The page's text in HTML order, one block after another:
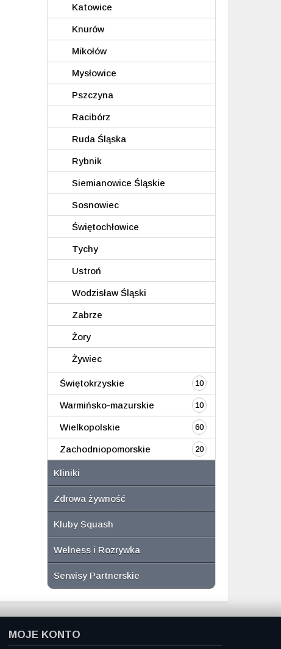
Katowice
Knurów
Mikołów
Mysłowice
Pszczyna
Racibórz
Ruda Śląska
Rybnik
Siemianowice Śląskie
Sosnowiec
Świętochłowice
Tychy
Ustroń
Wodzisław Śląski
Zabrze
Żory
Żywiec
Świętokrzyskie 10
Warmińsko-mazurskie 10
Wielkopolskie 60
Zachodniopomorskie 20
Kliniki
Zdrowa żywność
Kluby Squash
Welness i Rozrywka
Serwisy Partnerskie
MOJE KONTO